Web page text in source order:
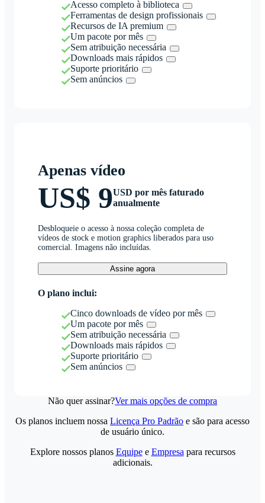
Acesso completo à biblioteca
Ferramentas de design profissionais
Recursos de IA premium
Um pacote por mês
Sem atribuição necessária
Downloads mais rápidos
Suporte prioritário
Sem anúncios
Apenas vídeo
US$ 9USD por mês faturado
anualmente
Desbloqueie o acesso à nossa coleção completa de
vídeos de stock e motion graphics liberados para uso
comercial. Imagens não incluídas.
Assine agora
O plano inclui:
Cinco downloads de vídeo por mês
Um pacote por mês
Sem atribuição necessária
Downloads mais rápidos
Suporte prioritário
Sem anúncios
Não quer assinar?Ver mais opções de compra
Os planos incluem nossa Licença Pro Padrão e são para acesso
de usuário único.
Explore nossos planos Equipee Empresa para recursos
adicionais.